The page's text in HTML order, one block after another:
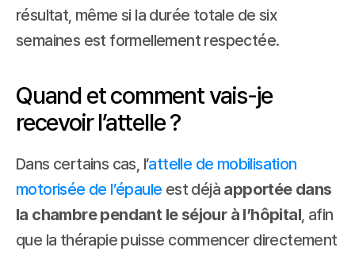
résultat, même si la durée totale de six
semaines est formellement respectée.
Quand et comment vais-je
recevoir l’attelle ?
Dans certains cas, l’attelle de mobilisation
motorisée de l’épaule est déjà apportée dans
la chambre pendant le séjour à l’hôpital, afin
que la thérapie puisse commencer directement